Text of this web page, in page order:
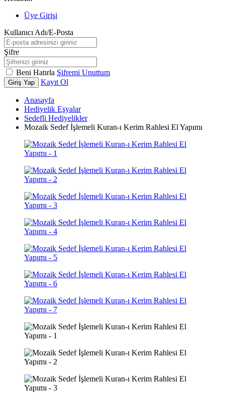
Üye Girişi
Kullanıcı Adı/E-Posta
Şifre
Beni Hatırla Şifremi Unuttum
Giriş Yap Kayıt Ol
Anasayfa
Hediyelik Eşyalar
Sedefli Hediyelikler
Mozaik Sedef İşlemeli Kuran-ı Kerim Rahlesi El Yapımı